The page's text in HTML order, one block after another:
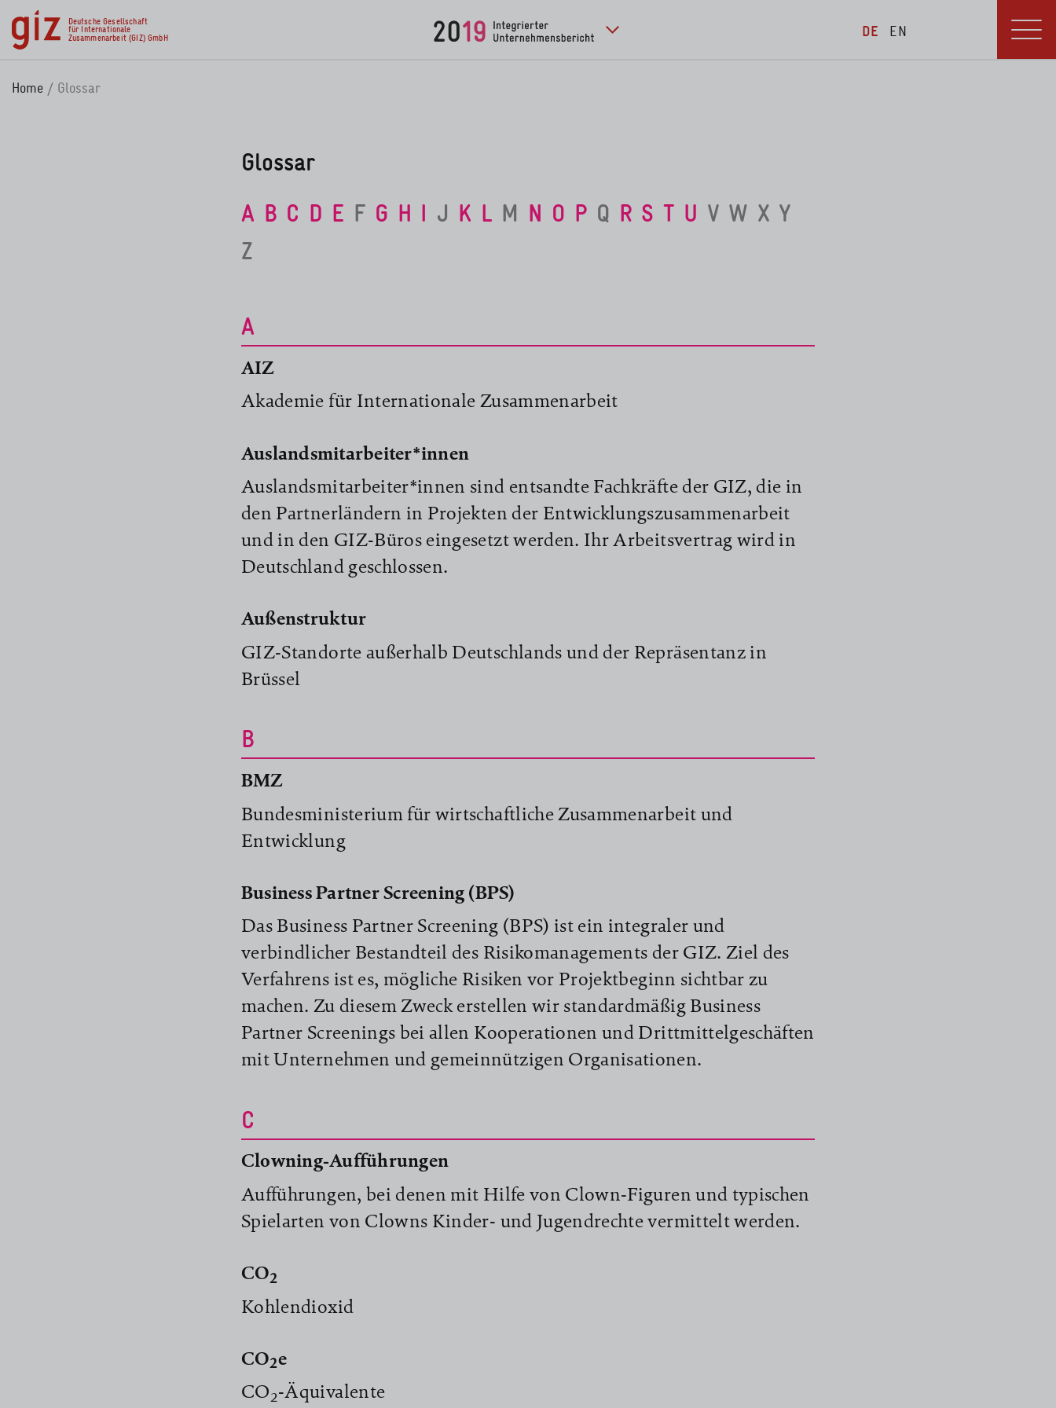
zum Inhalt springen
Deutsche Gesellschaft
für Internationale
Zusammenarbeit (GIZ) GmbH DE EN
Home Glossar
Glossar
A B C D E F G H I J K L M N O P Q R S T U V W X Y
Z
A
AIZ
Akademie für Internationale Zusammenarbeit
Auslandsmitarbeiter*innen
Auslandsmitarbeiter*innen sind entsandte Fachkräfte der GIZ, die in
den Partnerländern in Projekten der Entwicklungszusammenarbeit
und in den GIZ-Büros eingesetzt werden. Ihr Arbeitsvertrag wird in
Deutschland geschlossen.
Außenstruktur
GIZ-Standorte außerhalb Deutschlands und der Repräsentanz in
Brüssel
B
BMZ
Bundesministerium für wirtschaftliche Zusammenarbeit und
Entwicklung
Business Partner Screening (BPS)
Das Business Partner Screening (BPS) ist ein integraler und
verbindlicher Bestandteil des Risikomanagements der GIZ. Ziel des
Verfahrens ist es, mögliche Risiken vor Projektbeginn sichtbar zu
machen. Zu diesem Zweck erstellen wir standardmäßig Business
Partner Screenings bei allen Kooperationen und Drittmittelgeschäften
mit Unternehmen und gemeinnützigen Organisationen.
C
Clowning-Aufführungen
Aufführungen, bei denen mit Hilfe von Clown-Figuren und typischen
Spielarten von Clowns Kinder- und Jugendrechte vermittelt werden.
CO2
Kohlendioxid
CO2e
CO2-Äquivalente